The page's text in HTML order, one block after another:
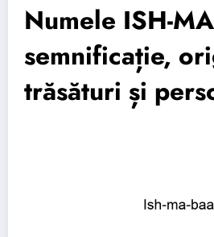
Numele ISH-
semnificație,
trăsături și